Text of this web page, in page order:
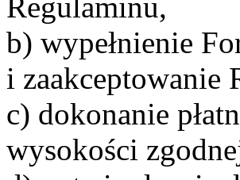
b) wypełnienie
i zaakceptowanie
c) dokonanie
wysokości